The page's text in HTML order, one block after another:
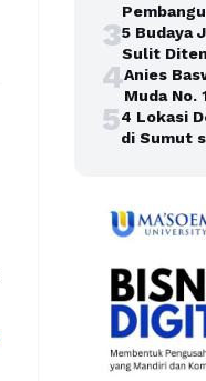
35 Budaya
Sulit
4Anies
Muda No.
54 Lokasi
di Sumut